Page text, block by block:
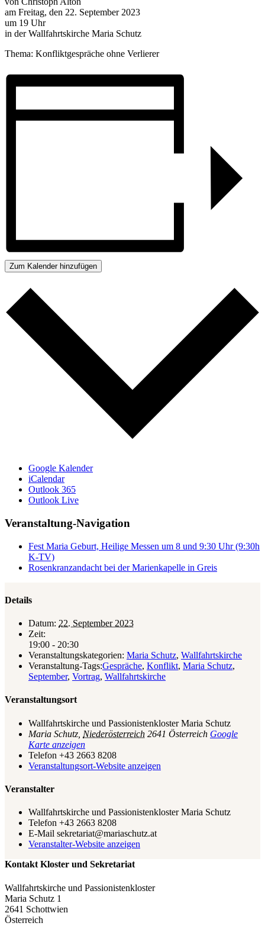
am Freitag, den 22. September 2023
um 19 Uhr
in der Wallfahrtskirche Maria Schutz
Thema: Konfliktgespräche ohne Verlierer
Zum Kalender hinzufügen
Google Kalender
iCalendar
Outlook 365
Outlook Live
Veranstaltung-Navigation
Fest Maria Geburt, Heilige Messen um 8 und 9:30 Uhr (9:30h
K-TV)
Rosenkranzandacht bei der Marienkapelle in Greis
Details
Datum: 22. September 2023
Zeit:
19:00 - 20:30
Veranstaltungskategorien: Maria Schutz, Wallfahrtskirche
Veranstaltung-Tags:Gespräche, Konflikt, Maria Schutz,
September, Vortrag, Wallfahrtskirche
Veranstaltungsort
Wallfahrtskirche und Passionistenkloster Maria Schutz
Maria Schutz Niederösterreich 2641 Österreich Google
Karte anzeigen
Telefon +43 2663 8208
Veranstaltungsort-Website anzeigen
Veranstalter
Wallfahrtskirche und Passionistenkloster Maria Schutz
Telefon +43 2663 8208
E-Mail sekretariat@mariaschutz.at
Veranstalter-Website anzeigen
Kontakt Kloster und Sekretariat
Wallfahrtskirche und Passionistenkloster
Maria Schutz 1
2641 Schottwien
Österreich